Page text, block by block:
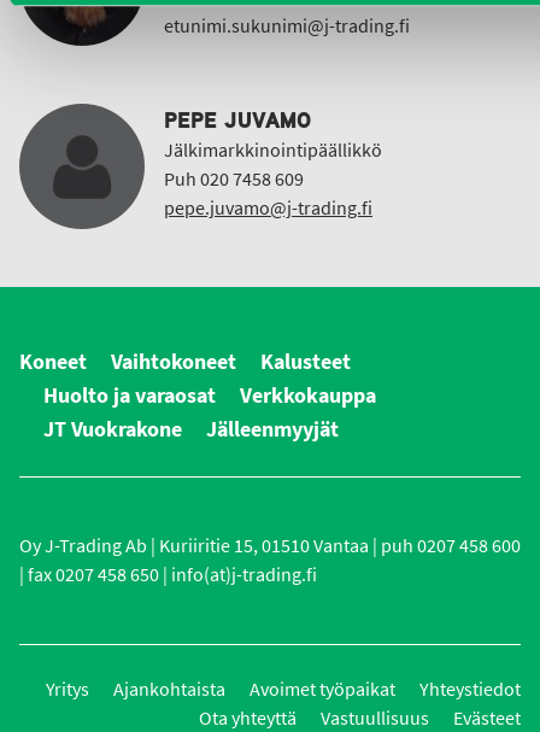
etunimi.sukunimi@j-trading.fi
PEPE JUVAMO
Jälkimarkkinointipäällikkö
Puh 020 7458 609
pepe.juvamo@j-trading.fi
Koneet Vaihtokoneet
Kalusteet
Huolto ja varaosat
Verkkokauppa
JT Vuokrakone
Jälleenmyyjät
Oy J-Trading Ab | Kuriiritie 15, 01510 Vantaa | puh 0207 458 600
| fax 0207 458 650 | info(at)j-trading.fi
Yritys Ajankohtaista Avoimet työpaikat
Yhteystiedot
Ota yhteyttä
Vastuullisuus
Evästeet